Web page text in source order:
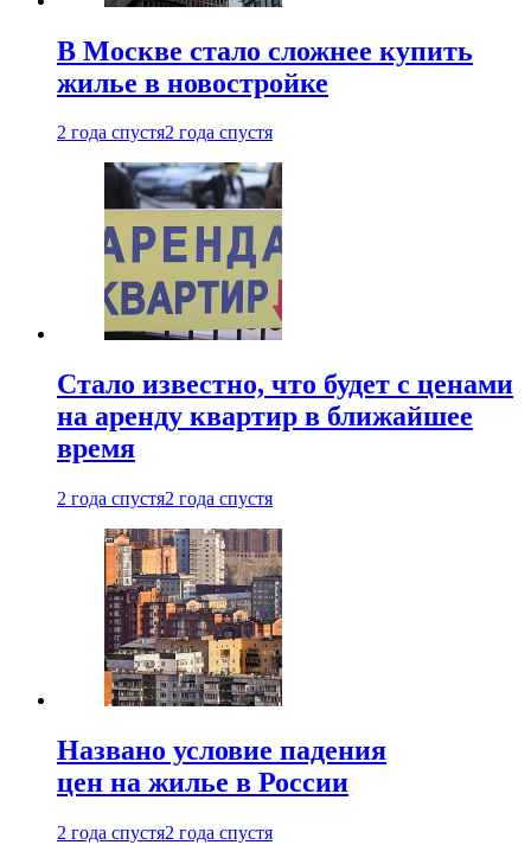
В Москве стало сложнее купить
жилье в новостройке
2 года спустя2 года спустя
Стало известно, что будет с ценами
на аренду квартир в ближайшее
время
2 года спустя2 года спустя
Названо условие падения
цен на жилье в России
2 года спустя2 года спустя